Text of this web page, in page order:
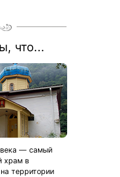
что...
— самый
храм в
территории